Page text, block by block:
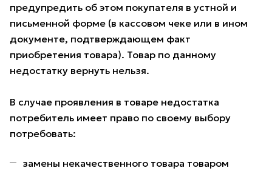
предупредить об этом покупателя в устной и
письменной форме (в кассовом чеке или в ином
документе, подтверждающем факт
приобретения товара). Товар по данному
недостатку вернуть нельзя.
В случае проявления в товаре недостатка
потребитель имеет право по своему выбору
потребовать:
замены некачественного товара товаром